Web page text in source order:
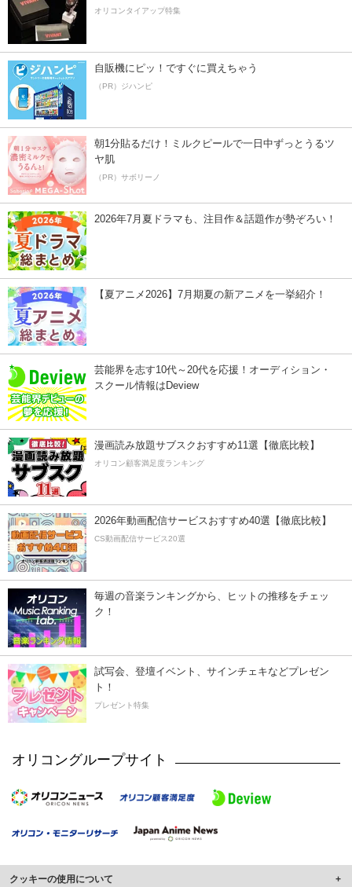
オリコンタイアップ特集
自販機にピッ！ですぐに買えちゃう
（PR）ジハンピ
朝1分貼るだけ！ミルクピールで一日中ずっとうるツ
ヤ肌
（PR）サボリーノ
2026年7月夏ドラマも、注目作＆話題作が勢ぞろい！
【夏アニメ2026】7月期夏の新アニメを一挙紹介！
芸能界を志す10代～20代を応援！オーディション・
スクール情報はDeview
漫画読み放題サブスクおすすめ11選【徹底比較】
オリコン顧客満足度ランキング
2026年動画配信サービスおすすめ40選【徹底比較】
CS動画配信サービス20選
毎週の音楽ランキングから、ヒットの推移をチェッ
ク！
試写会、登壇イベント、サインチェキなどプレゼン
ト！
プレゼント特集
オリコングループサイト
クッキーの使用について